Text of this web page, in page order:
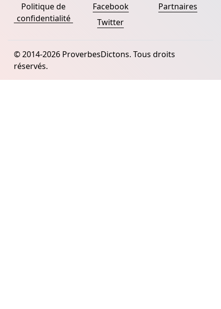
Politique de
confidentialité
Facebook
Twitter
Partnaires
© 2014-2026 ProverbesDictons. Tous droits
réservés.